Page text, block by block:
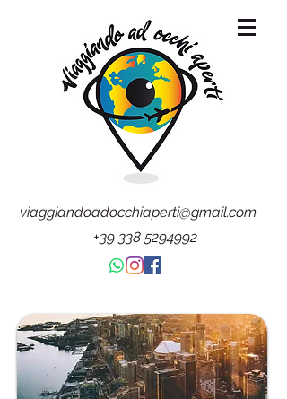
viaggiandoadocchiaperti@gmail.com
+39 338 5294992